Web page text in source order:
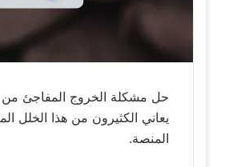
حل مشكلة الخروج المفاجئ من
يعاني الكثيرون من هذا الخلل
المنصة.